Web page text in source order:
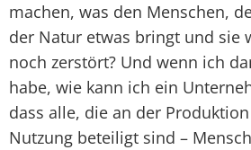
machen, was den Menschen,
der Natur etwas bringt und sie
noch zerstört? Und wenn ich
habe, wie kann ich ein
dass alle, die an der
Nutzung beteiligt sind –